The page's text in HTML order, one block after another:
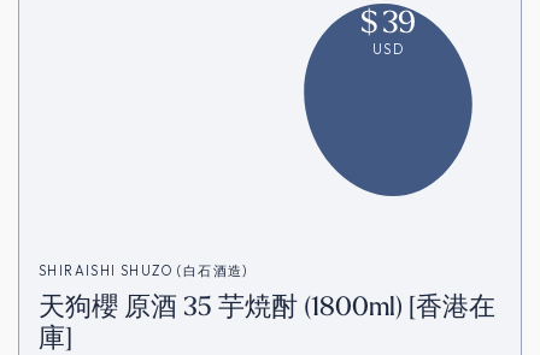
$39
USD
SHIRAISHI SHUZO (白石酒造)
天狗櫻 原酒 35 芋焼酎 (1800ml) [香港在
庫]